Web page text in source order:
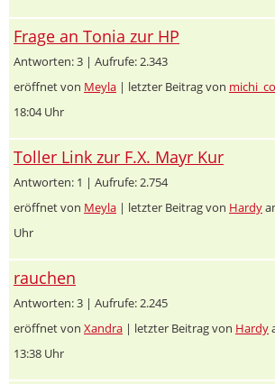
Frage an Tonia zur HP
Antworten: 3 | Aufrufe: 2.343
eröffnet von Meyla | letzter Beitrag von michi_co
18:04 Uhr
Toller Link zur F.X. Mayr Kur
Antworten: 1 | Aufrufe: 2.754
eröffnet von Meyla | letzter Beitrag von Hardy
Uhr
rauchen
Antworten: 3 | Aufrufe: 2.245
eröffnet von Xandra | letzter Beitrag von Hardy
13:38 Uhr